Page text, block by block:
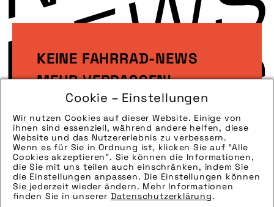
Cookie – Einstellungen
Wir nutzen Cookies auf dieser Website. Einige von
ihnen sind essenziell, während andere helfen, diese
Website und das Nutzererlebnis zu verbessern.
Wenn es für Sie in Ordnung ist, klicken Sie auf "Alle
Cookies akzeptieren". Sie können die Informationen,
die Sie mit uns teilen auch einschränken, indem Sie
die Einstellungen anpassen. Die Einstellungen können
Sie jederzeit wieder ändern. Mehr Informationen
finden Sie in unserer Datenschutzerklärung.
KEINE FAHRRAD-NEWS
MEHR VERPASSEN!
Melden Sie sich gleich zu unserem
Newsletter an!
Jetzt anmelden!